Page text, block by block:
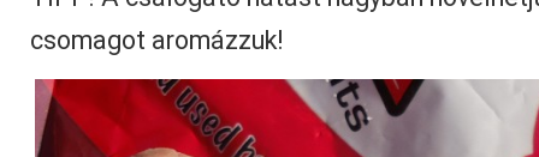
csomagot aromázzuk!